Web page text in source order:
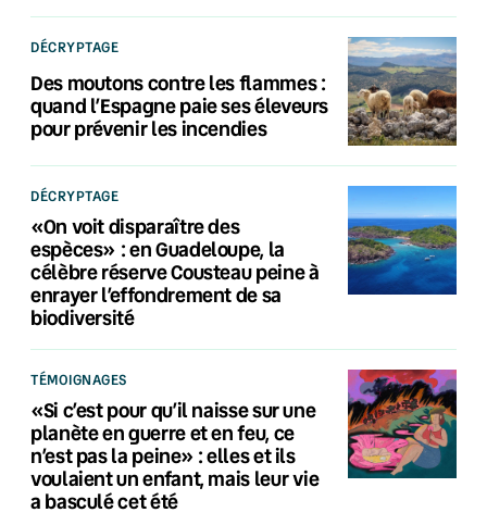
DÉCRYPTAGE
Des moutons contre les flammes :
quand l’Espagne paie ses éleveurs
pour prévenir les incendies
DÉCRYPTAGE
«On voit disparaître des
espèces» : en Guadeloupe, la
célèbre réserve Cousteau peine à
enrayer l’effondrement de sa
biodiversité
TÉMOIGNAGES
«Si c’est pour qu’il naisse sur une
planète en guerre et en feu, ce
n’est pas la peine» : elles et ils
voulaient un enfant, mais leur vie
a basculé cet été